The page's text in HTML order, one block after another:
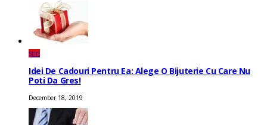
Știri
Idei De Cadouri Pentru Ea: Alege O Bijuterie Cu Care Nu
Poti Da Gres!
December 18, 2019